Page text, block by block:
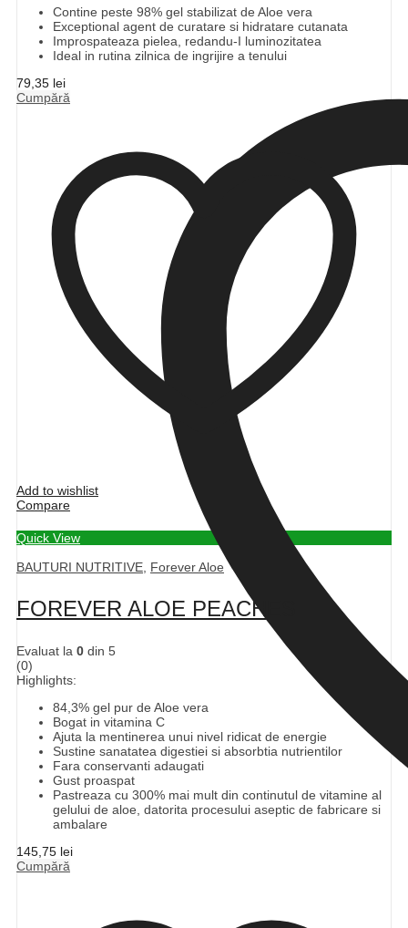
Contine peste 98% gel stabilizat de Aloe vera
Exceptional agent de curatare si hidratare cutanata
Improspateaza pielea, redandu-I luminozitatea
Ideal in rutina zilnica de ingrijire a tenului
79,35 lei
Cumpără
Add to wishlist
Compare
Quick View
BAUTURI NUTRITIVE Forever Aloe
FOREVER ALOE PEACHES
Evaluat la 0 din 5
(0)
Highlights:
84,3% gel pur de Aloe vera
Bogat in vitamina C
Ajuta la mentinerea unui nivel ridicat de energie
Sustine sanatatea digestiei si absorbtia nutrientilor
Fara conservanti adaugati
Gust proaspat
Pastreaza cu 300% mai mult din continutul de vitamine al
gelului de aloe, datorita procesului aseptic de fabricare si
ambalare
145,75 lei
Cumpără